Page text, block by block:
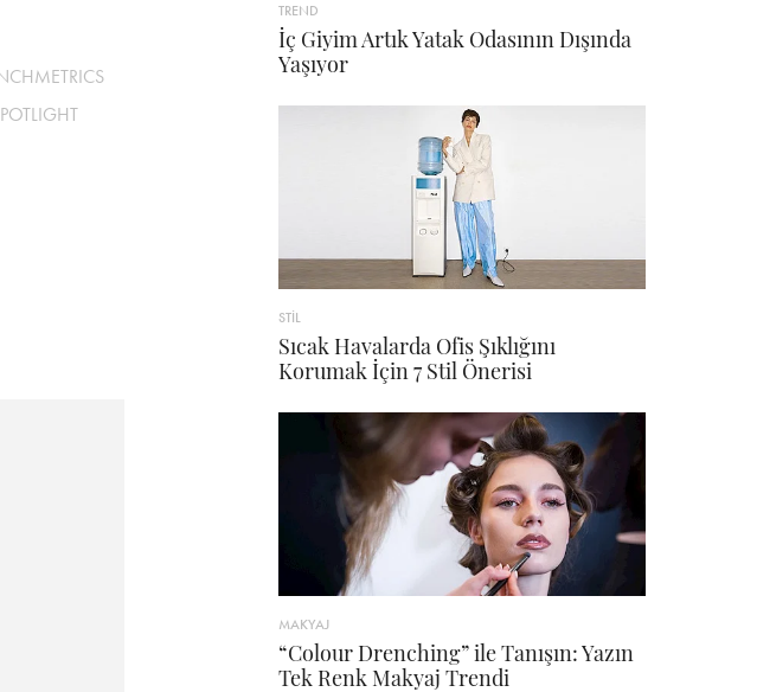
TREND
İç Giyim Artık Yatak Odasının Dışında
Yaşıyor
STİL
Sıcak Havalarda Ofis Şıklığını
Korumak İçin 7 Stil Önerisi
MAKYAJ
“Colour Drenching” ile Tanışın: Yazın
Tek Renk Makyaj Trendi